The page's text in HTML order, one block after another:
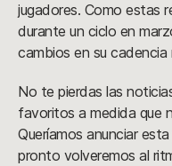
jugadores. Como estas
durante un ciclo en
cambios en su cadencia
No te pierdas las
favoritos a medida que
Queríamos anunciar
pronto volveremos al